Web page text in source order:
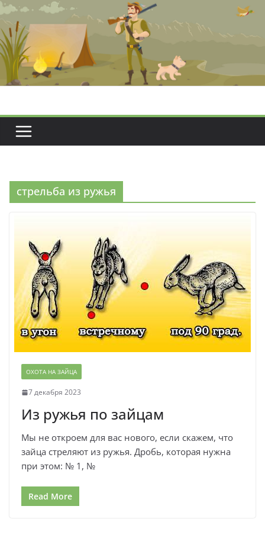
Перейти
содержимому
стрельба из ружья
ОХОТА НА ЗАЙЦА
7 декабря 2023
Из ружья по зайцам
Мы не откроем для вас нового, если скажем, что
зайца стреляют из ружья. Дробь, которая нужна
при этом: № 1, №
Read More